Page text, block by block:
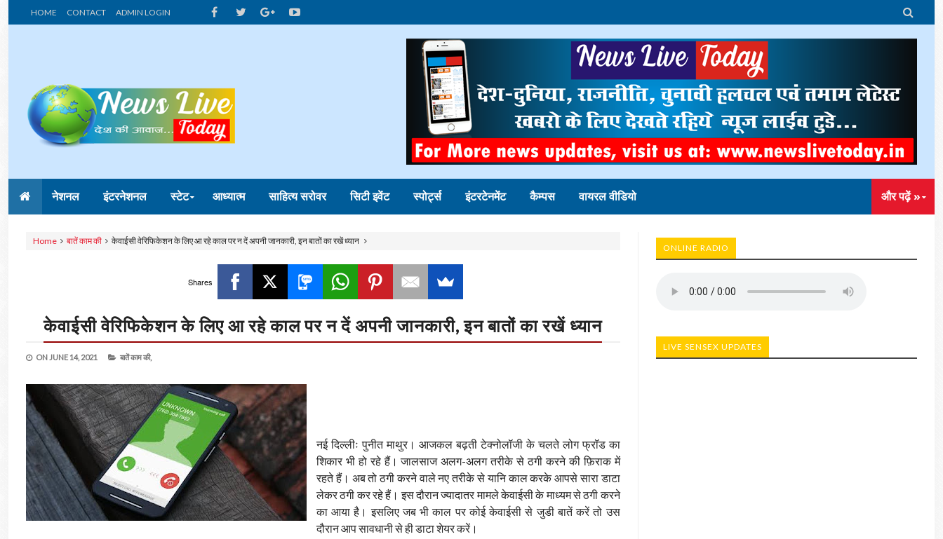
HOME CONTACT ADMIN LOGIN 
नेशनल इंटरनेशनल स्टेट आध्यात्म साहित्य सरोवर सिटी इवेंट स्पोर्ट्स इंटरटेनमेंट कैम्पस वायरल वीडियो और पढ़ें »
Home बातें काम की केवाईसी वेरिफिकेशन के लिए आ रहे काल पर न दें अपनी जानकारी, इन बातों का रखें ध्यान
Shares
केवाईसी वेरिफिकेशन के लिए आ रहे काल पर न दें अपनी जानकारी, इन बातों का रखें ध्यान
ON JUNE 14, 2021 बातें काम की,
नई दिल्लीः पुनीत माथुर। आजकल बढ़ती टेक्नोलॉजी के चलते लोग फ्रॉड का
शिकार भी हो रहे हैं। जालसाज अलग-अलग तरीके से ठगी करने की फ़िराक में
रहते हैं। अब तो ठगी करने वाले नए तरीके से यानि काल करके आपसे सारा डाटा
लेकर ठगी कर रहे हैं। इस दौरान ज्यादातर मामले केवाईसी के माध्यम से ठगी करने
का आया है। इसलिए जब भी काल पर कोई केवाईसी से जुडी बातें करें तो उस
दौरान आप सावधानी से ही डाटा शेयर करें।
ONLINE RADIO
LIVE SENSEX UPDATES